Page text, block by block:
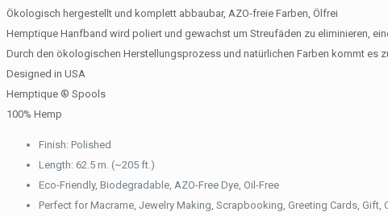
Ökologisch hergestellt und komplett abbaubar, AZO-freie Farben, Ölfrei
Hemptique Hanfband wird poliert und gewachst um Streufäden zu eliminieren,
Durch den ökologischen Herstellungsprozess und natürlichen Farben kommt es
Designed in USA
Hemptique ® Spools
100% Hemp
Finish: Polished
Length: 62.5 m. (~205 ft.)
Eco-Friendly, Biodegradable, AZO-Free Dye, Oil-Free
Perfect for Macrame, Jewelry Making, Scrapbooking, Greeting Cards, Gift,